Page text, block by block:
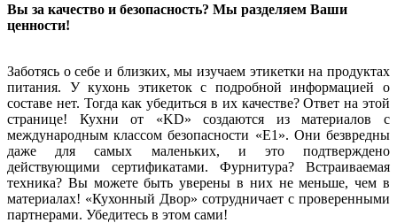
Вы за качество и безопасность? Мы разделяем Ваши
ценности!
Заботясь о себе и близких, мы изучаем этикетки на продуктах
питания. У кухонь этикеток с подробной информацией о
составе нет. Тогда как убедиться в их качестве? Ответ на этой
странице! Кухни от «KD» создаются из материалов с
международным классом безопасности «Е1». Они безвредны
даже для самых маленьких, и это подтверждено
действующими сертификатами. Фурнитура? Встраиваемая
техника? Вы можете быть уверены в них не меньше, чем в
материалах! «Кухонный Двор» сотрудничает с проверенными
партнерами. Убедитесь в этом сами!